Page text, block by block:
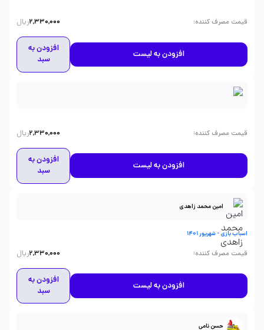
قیمت مصرف کننده:
2,330,000ریال
افزودن به لیست
افزودن به
سبد
قیمت مصرف کننده:
2,330,000ریال
افزودن به لیست
افزودن به
سبد
امین محمد زاهدی
اسباب بازی - شهریور 1401
قیمت مصرف کننده:
2,330,000ریال
افزودن به لیست
افزودن به
سبد
حسن نامی